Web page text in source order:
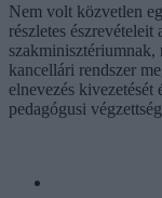
Nem volt közvetlen
részletes észrevételeit
szakminisztériumnak,
kancellári rendszer
elnevezés
pedagógusi